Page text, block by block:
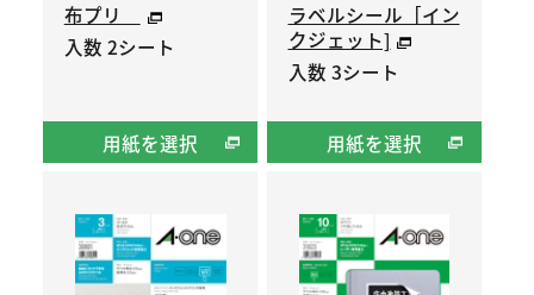
布プリ
入数 2シート
用紙を選択
ラベルシール［イン
クジェット]
入数 3シート
用紙を選択